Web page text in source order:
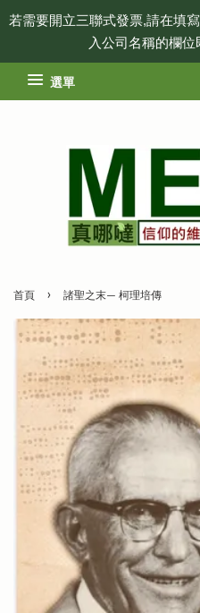
若需要開立三聯式發票,請在填
入公司名稱的欄位
選單
首頁 › 諸聖之末— 柯理培傳